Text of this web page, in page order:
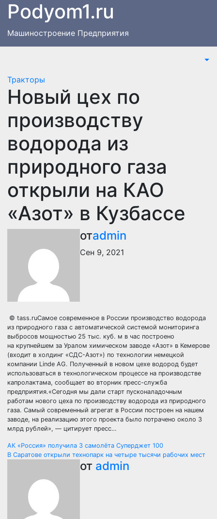
Перейти
содержимому
Podyom1.ru
Машиностроение Предприятия
Тракторы
Новый цех по
производству
водорода из
природного газа
открыли на КАО
«Азот» в Кузбассе
отadmin
Сен 9, 2021
© tass.ruСамое современное в России производство водорода
из природного газа с автоматической системой мониторинга
выбросов мощностью 25 тыс. куб. м в час построено
на крупнейшем за Уралом химическом заводе «Азот» в Кемерове
(входит в холдинг «СДС-Азот») по технологии немецкой
компании Linde AG. Полученный в новом цехе водород будет
использоваться в технологическом процессе на производстве
капролактама, сообщает во вторник пресс-служба
предприятия.«Сегодня мы дали старт пусконаладочным
работам нового цеха по производству водорода из природного
газа. Самый современный агрегат в России построен на нашем
заводе, на реализацию этого проекта было потрачено около 3
млрд рублей», — цитирует пресс…
Навигация
записям
АК «Россия» получила 3 самолёта Суперджет 100
В Саратове открыли технопарк на четыре тысячи рабочих мест
от admin